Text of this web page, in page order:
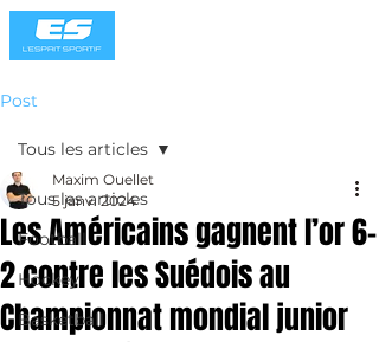
Post
Tous les articles
Football
Hockey
Basketball
Tous les articles
Les Américains gagnent l’or 6-
2 contre les Suédois au
Championnat mondial junior
Maxim Ouellet
5 janv. 2024